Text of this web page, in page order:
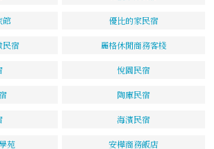
館 優比的家民宿
民宿 麗格休閒商務客棧
悅園民宿
陶庫民宿
海濱民宿
苑 安樺商務飯店